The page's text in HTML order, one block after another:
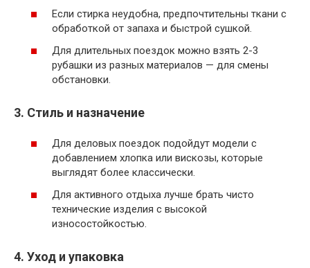
Если стирка неудобна, предпочтительны ткани с
обработкой от запаха и быстрой сушкой.
Для длительных поездок можно взять 2-3
рубашки из разных материалов — для смены
обстановки.
3. Стиль и назначение
Для деловых поездок подойдут модели с
добавлением хлопка или вискозы, которые
выглядят более классически.
Для активного отдыха лучше брать чисто
технические изделия с высокой
износостойкостью.
4. Уход и упаковка